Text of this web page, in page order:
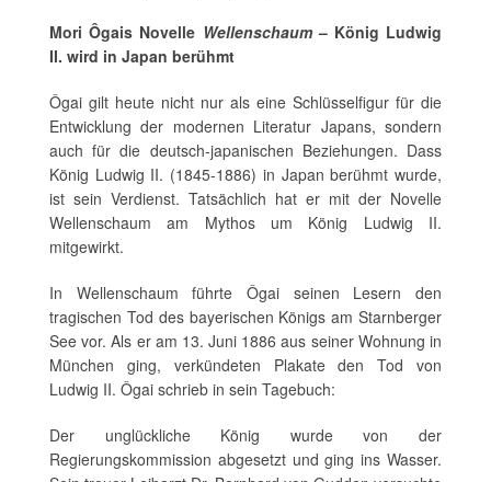
Mori Ôgais Novelle Wellenschaum– König Ludwig
II. wird in Japan berühmt
Ôgai gilt heute nicht nur als eine Schlüsselfigur für die
Entwicklung der modernen Literatur Japans, sondern
auch für die deutsch-japanischen Beziehungen. Dass
König Ludwig II. (1845-1886) in Japan berühmt wurde,
ist sein Verdienst. Tatsächlich hat er mit der Novelle
Wellenschaum am Mythos um König Ludwig II.
mitgewirkt.
In Wellenschaum führte Ôgai seinen Lesern den
tragischen Tod des bayerischen Königs am Starnberger
See vor. Als er am 13. Juni 1886 aus seiner Wohnung in
München ging, verkündeten Plakate den Tod von
Ludwig II. Ôgai schrieb in sein Tagebuch:
Der unglückliche König wurde von der
Regierungskommission abgesetzt und ging ins Wasser.